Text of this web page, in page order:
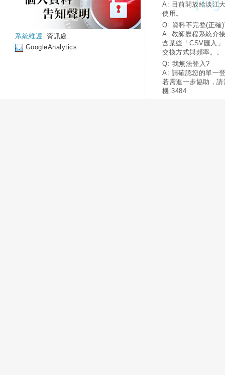
系統維護: 資訊處
GoogleAnalytics
A: 目前開放給淡江
使用。
Q: 資料不完整(正確
A: 教師歷程系統介
含某些「CSV匯入
交換方式與頻率。。
Q: 我無法登入?
A: 請確認您的單一
若需進一步協助，
機:3484